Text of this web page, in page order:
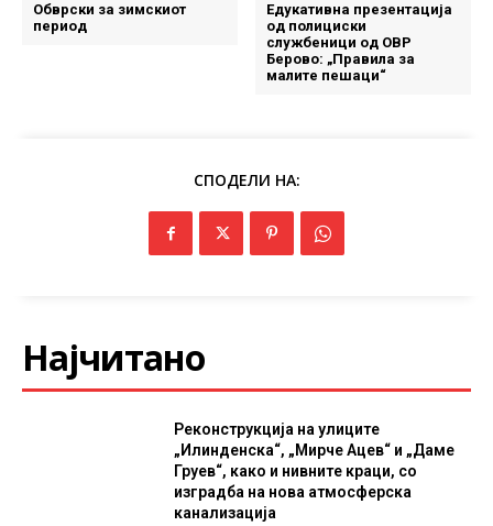
Обврски за зимскиот
период
Едукативна презентација
од полициски
службеници од ОВР
Берово: „Правила за
малите пешаци“
СПОДЕЛИ НА:
Најчитано
Реконструкција на улиците
„Илинденска“, „Мирче Ацев“ и „Даме
Груев“, како и нивните краци, со
изградба на нова атмосферска
канализација